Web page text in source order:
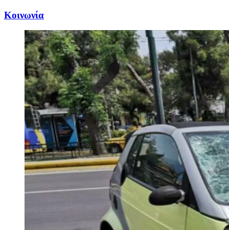
Κοινωνία